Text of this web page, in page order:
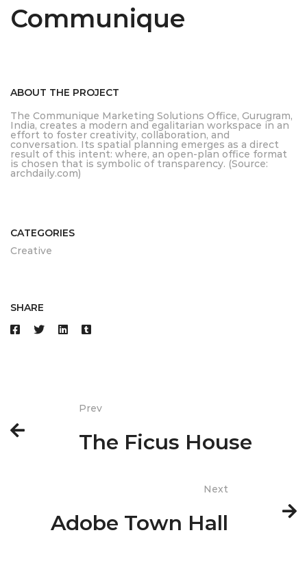
Communique
ABOUT THE PROJECT
The Communique Marketing Solutions Office, Gurugram,
India, creates a modern and egalitarian workspace in an
effort to foster creativity, collaboration, and
conversation. Its spatial planning emerges as a direct
result of this intent: where, an open-plan office format
is chosen that is symbolic of transparency. (Source:
archdaily.com)
CATEGORIES
Creative
SHARE
Prev
The Ficus House
Next
Adobe Town Hall